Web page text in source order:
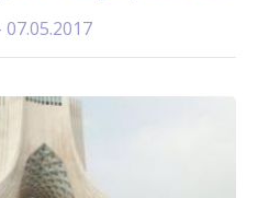
07.05.2017 - 13:50